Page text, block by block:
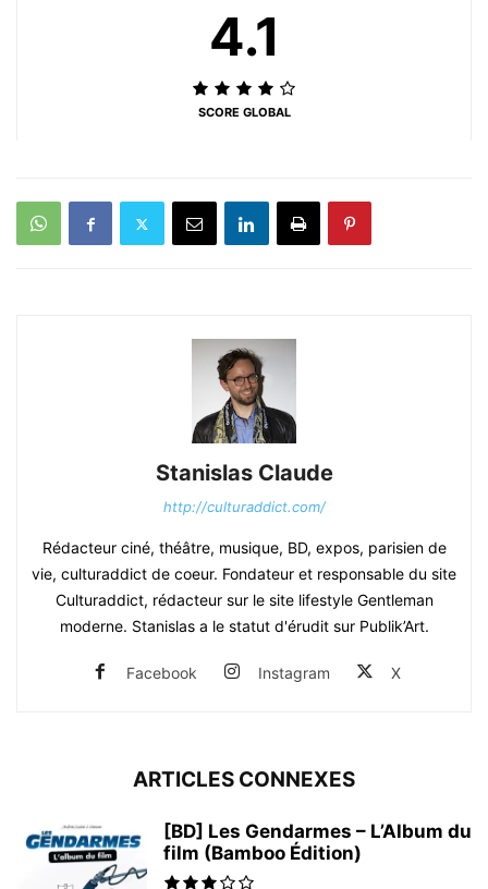
4.1
SCORE GLOBAL
Stanislas Claude
http://culturaddict.com/
Rédacteur ciné, théâtre, musique, BD, expos, parisien de
vie, culturaddict de coeur. Fondateur et responsable du site
Culturaddict, rédacteur sur le site lifestyle Gentleman
moderne. Stanislas a le statut d'érudit sur Publik’Art.
Facebook Instagram X
ARTICLES CONNEXES
[BD] Les Gendarmes – L’Album du
film (Bamboo Édition)